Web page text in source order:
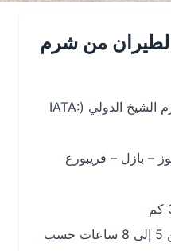
من شرم
مطار المغادرة: مطار شرم الشيخ الدولي (IATA:
– فريبورغ
متوسط مدة الطيران: من 5 إلى 8 ساعات حسب